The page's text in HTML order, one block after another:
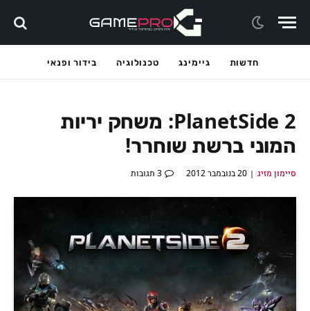
חדשות גיימינג טכנולוגיה בידור ופנאי
PlanetSide 2: משחק יריות
המוני ברשת שוחרר!
סיימון מזיג 20 בנובמבר 2012 3 תגובות